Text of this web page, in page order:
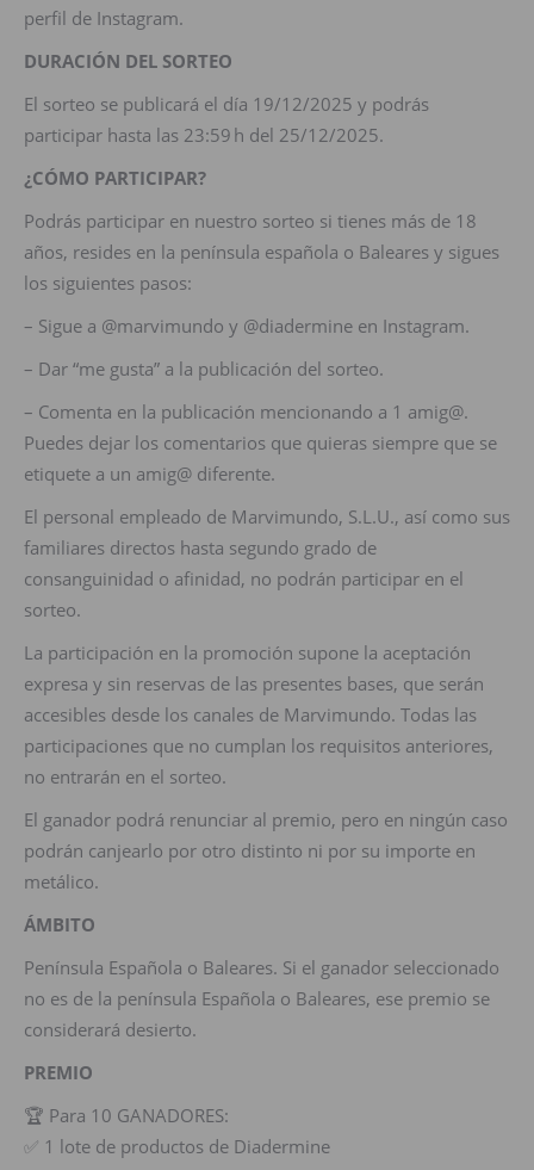
perfil de Instagram.
DURACIÓN DEL SORTEO
El sorteo se publicará el día 19/12/2025 y podrás
participar hasta las 23:59 h del 25/12/2025.
¿CÓMO PARTICIPAR?
Podrás participar en nuestro sorteo si tienes más de 18
años, resides en la península española o Baleares y sigues
los siguientes pasos:
– Sigue a @marvimundo y @diadermine en Instagram.
– Dar “me gusta” a la publicación del sorteo.
– Comenta en la publicación mencionando a 1 amig@.
Puedes dejar los comentarios que quieras siempre que se
etiquete a un amig@ diferente.
El personal empleado de Marvimundo, S.L.U., así como sus
familiares directos hasta segundo grado de
consanguinidad o afinidad, no podrán participar en el
sorteo.
La participación en la promoción supone la aceptación
expresa y sin reservas de las presentes bases, que serán
accesibles desde los canales de Marvimundo. Todas las
participaciones que no cumplan los requisitos anteriores,
no entrarán en el sorteo.
El ganador podrá renunciar al premio, pero en ningún caso
podrán canjearlo por otro distinto ni por su importe en
metálico.
ÁMBITO
Península Española o Baleares. Si el ganador seleccionado
no es de la península Española o Baleares, ese premio se
considerará desierto.
PREMIO
🏆 Para 10 GANADORES:
✅ 1 lote de productos de Diadermine